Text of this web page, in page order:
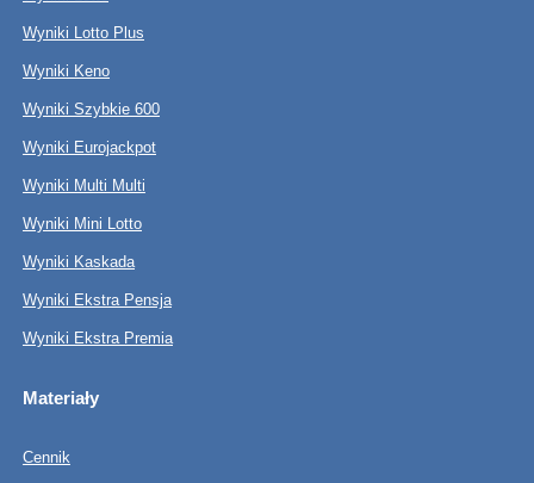
Wyniki Lotto Plus
Wyniki Keno
Wyniki Szybkie 600
Wyniki Eurojackpot
Wyniki Multi Multi
Wyniki Mini Lotto
Wyniki Kaskada
Wyniki Ekstra Pensja
Wyniki Ekstra Premia
Materiały
Cennik